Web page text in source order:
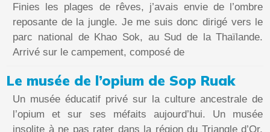
Finies les plages de rêves, j’avais envie de l’ombre
reposante de la jungle. Je me suis donc dirigé vers le
parc national de Khao Sok, au Sud de la Thaïlande.
Arrivé sur le campement, composé de
Le musée de l’opium de Sop Ruak
Un musée éducatif privé sur la culture ancestrale de
l’opium et sur ses méfaits aujourd’hui. Un musée
insolite à ne pas rater dans la région du Triangle d’Or,